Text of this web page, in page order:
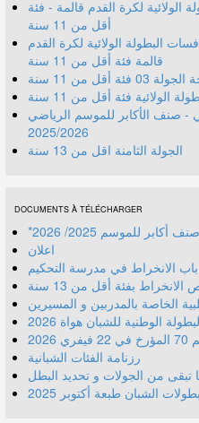
الخامسة (05) - البطولة الولائية لكرة القدم قالمة - فئة
أقل من 11 سنة
الرابعة (04) من منافسات البطولة الولائية لكرة القدم
قالمة فئة أقل من 11 سنة
03 فئة أقل من 11 سنة
الولائية فئة أقل من 11 سنة
الشرفي - صنف الأكابر للموسم الرياضي
2025/2026
الجولة الثامنة اقل من 13 سنة
DOCUMENTS À TÉLÉCHARGER
للموسم 2025/ 2026
اعلان
الانخراط في مدرسة التحكيم
بفئة أقل من 13 سنة
الخاصة بالمدربين و المسيرين
رزنامة الفئات الشبانية
تبقى من الجولات و تحديد البطل
الشبان طبعة أكتوبر 2025